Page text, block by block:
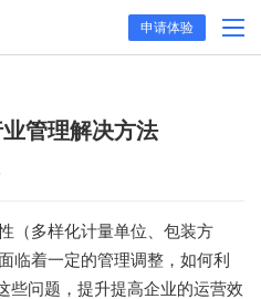
申请体验
管理解决方法
（多样化计量单位、包装方
临着一定的管理调整，如何利
些问题，提升提高企业的运营效